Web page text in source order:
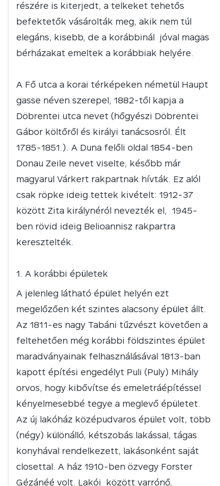
részére is kiterjedt, a telkeket tehetős
befektetők vásárolták meg, akik nem túl
elegáns, kisebb, de a korábbinál jóval magas
bérházakat emeltek a korábbiak helyére.
A Fő utca a korai térképeken németül Haupt
gasse néven szerepel, 1882-től kapja a
Döbrentei utca nevet (hőgyészi Döbrentei
Gábor költőről és királyi tanácsosról. Élt
1785-1851.). A Duna felőli oldal 1854-ben
Donau Zeile nevet viselte, később már
magyarul Várkert rakpartnak hívták. Ez alól
csak röpke ideig tettek kivételt: 1912-37
között Zita királynéról nevezték el, 1945-
ben rövid ideig Belioannisz rakpartra
keresztelték.
A korábbi épületek
A jelenleg látható épület helyén ezt
megelőzően két szintes alacsony épület állt.
Az 1811-es nagy Tabáni tűzvészt követően a
feltehetően még korábbi földszintes épület
maradványainak felhasználásával 1813-ban
kapott építési engedélyt Puli (Puly) Mihály
orvos, hogy kibővítse és emeletráépítéssel
kényelmesebbé tegye a meglevő épületet.
Az új lakóház középudvaros épület volt, több
(négy) különálló, kétszobás lakással, tágas
konyhával rendelkezett, lakásonként saját
closettal. A ház 1910-ben özvegy Forster
Gézánéé volt. Lakói között varrónő,